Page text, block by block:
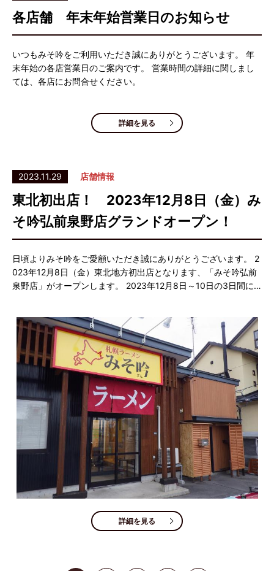
各店舗 年末年始営業日のお知らせ
いつもみそ吟をご利用いただき誠にありがとうございます。 年
末年始の各店営業日のご案内です。 営業時間の詳細に関しまし
ては、各店にお問合せください。
詳細を見る
2023.11.29 店舗情報
東北初出店！ 2023年12月8日（金）み
そ吟弘前泉野店グランドオープン！
日頃よりみそ吟をご愛顧いただき誠にありがとうございます。 2
023年12月8日（金）東北地方初出店となります、「みそ吟弘前
泉野店」がオープンします。 2023年12月8日～10日の3日間に…
詳細を見る